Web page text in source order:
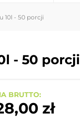
10l - 50 porcji
- 50 porcji
BRUTTO:
zł